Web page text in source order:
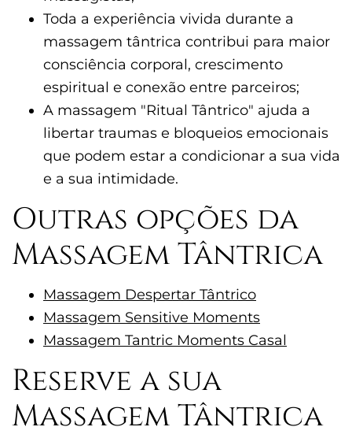
Toda a experiência vivida durante a
massagem tântrica contribui para maior
consciência corporal, crescimento
espiritual e conexão entre parceiros;
A massagem "Ritual Tântrico" ajuda a
libertar traumas e bloqueios emocionais
que podem estar a condicionar a sua vida
e a sua intimidade.
Outras opções da
Massagem Tântrica
Massagem Despertar Tântrico
Massagem Sensitive Moments
Massagem Tantric Moments Casal
Reserve a sua
Massagem Tântrica